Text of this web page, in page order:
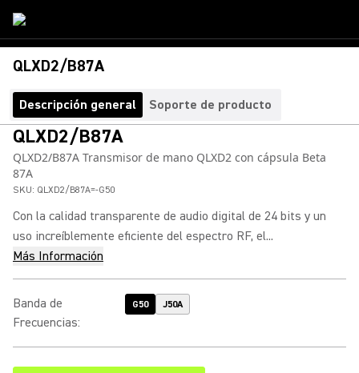
QLXD2/B87A
Descripción general Soporte de producto
QLXD2/B87A
QLXD2/B87A Transmisor de mano QLXD2 con cápsula Beta
87A
SKU: QLXD2/B87A=-G50
Con la calidad transparente de audio digital de 24 bits y un
uso increíblemente eficiente del espectro RF, el...
Más Información
Banda de
Frecuencias:
G50 J50A